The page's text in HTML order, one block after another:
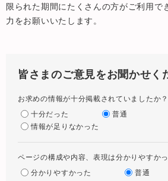
限られた期間にたくさんの方がご利用で
力をお願いいたします。
皆さまのご意見をお聞かせく
お求めの情報が十分掲載されていましたか？
十分だった
普通
情報が足りなかった
ページの構成や内容、表現は分かりやすか
分かりやすかった
普通